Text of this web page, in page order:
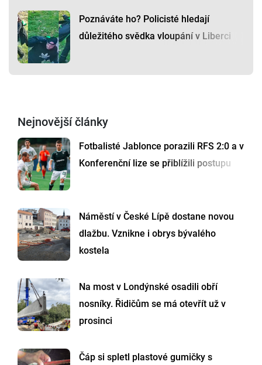
Poznáváte ho? Policisté hledají
důležitého svědka vloupání v Liberci
Nejnovější články
Fotbalisté Jablonce porazili RFS 2:0 a v
Konferenční lize se přiblížili postupu
Náměstí v České Lípě dostane novou
dlažbu. Vznikne i obrys bývalého
kostela
Na most v Londýnské osadili obří
nosníky. Řidičům se má otevřít už v
prosinci
Čáp si spletl plastové gumičky s